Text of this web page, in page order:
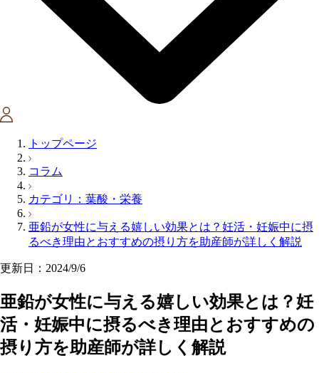
トップページ
コラム
カテゴリ：葉酸・栄養
亜鉛が女性に与える嬉しい効果とは？妊活・妊娠中に摂
るべき理由とおすすめの摂り方を助産師が詳しく解説
更新日：2024/9/6
亜鉛が女性に与える嬉しい効果とは？妊
活・妊娠中に摂るべき理由とおすすめの
摂り方を助産師が詳しく解説